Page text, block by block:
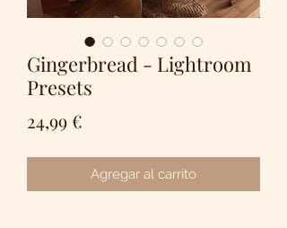
Gingerbread - Lightroom
Presets
24,99 €
Agregar al carrito